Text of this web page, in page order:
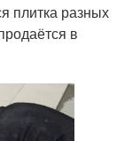
плитка разных
в